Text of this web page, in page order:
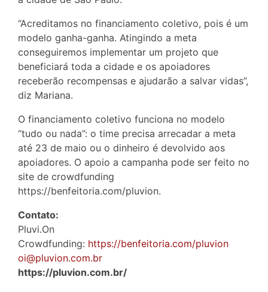
“Acreditamos no financiamento coletivo, pois é um
modelo ganha-ganha. Atingindo a meta
conseguiremos implementar um projeto que
beneficiará toda a cidade e os apoiadores
receberão recompensas e ajudarão a salvar vidas”,
diz Mariana.
O financiamento coletivo funciona no modelo
“tudo ou nada”: o time precisa arrecadar a meta
até 23 de maio ou o dinheiro é devolvido aos
apoiadores. O apoio a campanha pode ser feito no
site de crowdfunding
https://benfeitoria.com/pluvion.
Contato:
Pluvi.On
Crowdfunding: https://benfeitoria.com/pluvion
oi@pluvion.com.br
https://pluvion.com.br/